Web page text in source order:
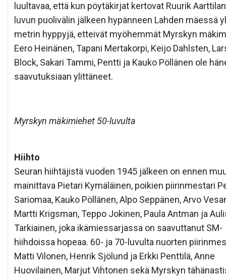
luultavaa, että kun pöytäkirjat kertovat Ruurik
luvun puolivälin jälkeen hypänneen Lahden mäessä
metrin hyppyjä, etteivät myöhemmät Myrskyn
Eero Heinänen, Tapani Mertakorpi, Keijo Dahlsten,
Block, Sakari Tammi, Pentti ja Kauko Pöllänen ole
saavutuksiaan ylittäneet.
Myrskyn mäkimiehet 50-luvulta
Hiihto
Seuran hiihtäjistä vuoden 1945 jälkeen on ennen
mainittava Pietari Kymäläinen, poikien piirinmestari
Sariomaa, Kauko Pöllänen, Alpo Seppänen, Arvo
Martti Krigsman, Teppo Jokinen, Paula Antman ja
Tarkiainen, joka ikämiessarjassa on saavuttanut SM-
hiihdoissa hopeaa. 60- ja 70-luvulta nuorten
Matti Vilonen, Henrik Sjölund ja Erkki Penttilä, Anne
Huovilainen, Marjut Vihtonen sekä Myrskyn